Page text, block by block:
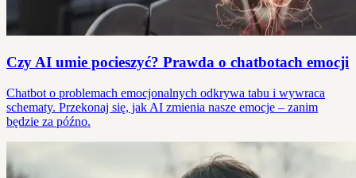
Czy AI umie pocieszyć? Prawda o chatbotach emocji
Chatbot o problemach emocjonalnych odkrywa tabu i wywraca
schematy. Przekonaj się, jak AI zmienia nasze emocje – zanim
będzie za późno.